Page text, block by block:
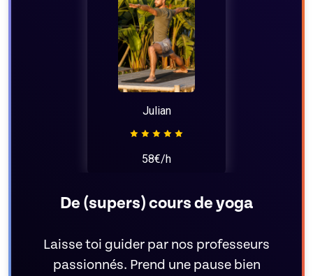
De (supers) cours de yoga
Laisse toi guider par nos professeurs
passionnés. Prend une pause bien
Julian
58€/h